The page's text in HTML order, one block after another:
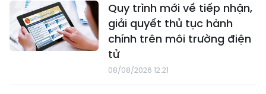
Quy trình mới về tiếp nhận,
giải quyết thủ tục hành
chính trên môi trường điện
tử
08/08/2026 12:21